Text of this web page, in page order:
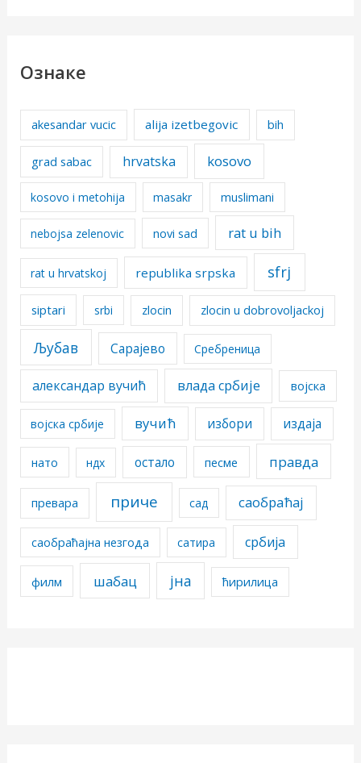
Ознаке
akesandar vucic alija izetbegovic bih
grad sabac hrvatska kosovo
kosovo i metohija masakr muslimani
nebojsa zelenovic novi sad rat u bih
rat u hrvatskoj republika srpska sfrj
siptari srbi zlocin zlocin u dobrovoljackoj
Љубав Сарајево Сребреница
александар вучић влада србије војска
војска србије вучић избори издаја
нато ндх остало песме правда
превара приче сад саобраћај
саобраћајна незгода сатира србија
филм шабац јна ћирилица